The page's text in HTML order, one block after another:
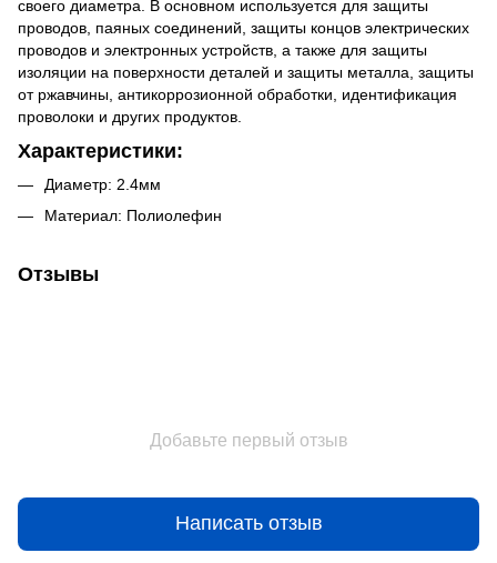
своего диаметра. В основном используется для защиты
проводов, паяных соединений, защиты концов электрических
проводов и электронных устройств, а также для защиты
изоляции на поверхности деталей и защиты металла, защиты
от ржавчины, антикоррозионной обработки, идентификация
проволоки и других продуктов.
Характеристики:
Диаметр: 2.4мм
Материал: Полиолефин
Отзывы
Добавьте первый отзыв
Написать отзыв